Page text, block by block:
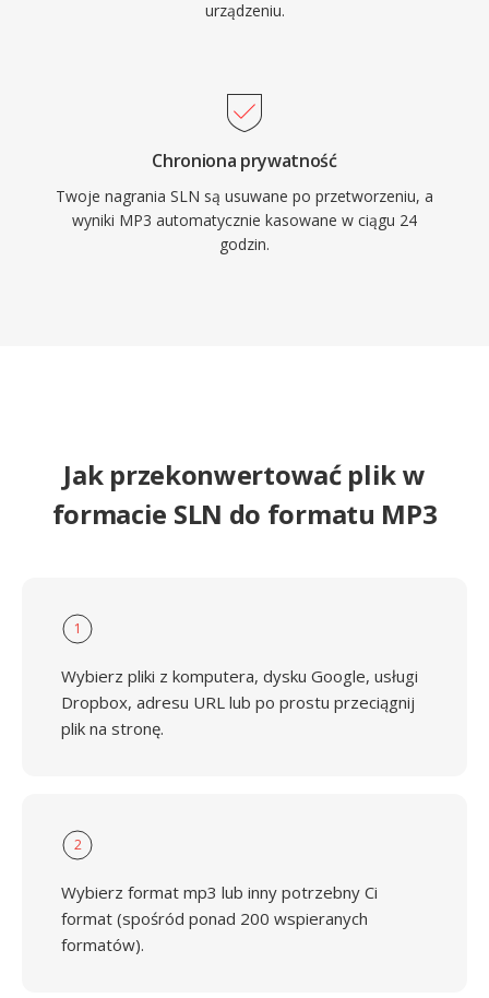
urządzeniu.
Chroniona prywatność
Twoje nagrania SLN są usuwane po przetworzeniu, a
wyniki MP3 automatycznie kasowane w ciągu 24
godzin.
Jak przekonwertować plik w
formacie SLN do formatu MP3
1
Wybierz pliki z komputera, dysku Google, usługi
Dropbox, adresu URL lub po prostu przeciągnij
plik na stronę.
2
Wybierz format mp3 lub inny potrzebny Ci
format (spośród ponad 200 wspieranych
formatów).